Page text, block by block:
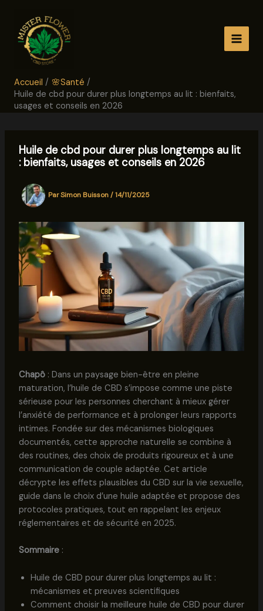
contenu
Accueil
🌸Santé
Huile de cbd pour durer plus longtemps au lit : bienfaits,
usages et conseils en 2026
Huile de cbd pour durer plus longtemps au lit
: bienfaits, usages et conseils en 2026
ParSimon Buisson/14/11/2025
Chapô: Dans un paysage bien-être en pleine
maturation, l’huile de CBD s’impose comme une piste
sérieuse pour les personnes cherchant à mieux gérer
l’anxiété de performance et à prolonger leurs rapports
intimes. Fondée sur des mécanismes biologiques
documentés, cette approche naturelle se combine à
des routines, des choix de produits rigoureux et à une
communication de couple adaptée. Cet article
décrypte les effets plausibles du CBD sur la vie sexuelle,
guide dans le choix d’une huile adaptée et propose des
protocoles pratiques, tout en rappelant les enjeux
réglementaires et de sécurité en 2025.
Sommaire:
Huile de CBD pour durer plus longtemps au lit :
mécanismes et preuves scientifiques
Comment choisir la meilleure huile de CBD pour durer